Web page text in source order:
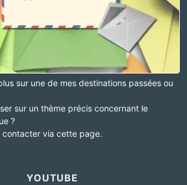
sur une de mes destinations passées ou
sur un thème précis concernant le
?
contacter via cette page.
YOUTUBE